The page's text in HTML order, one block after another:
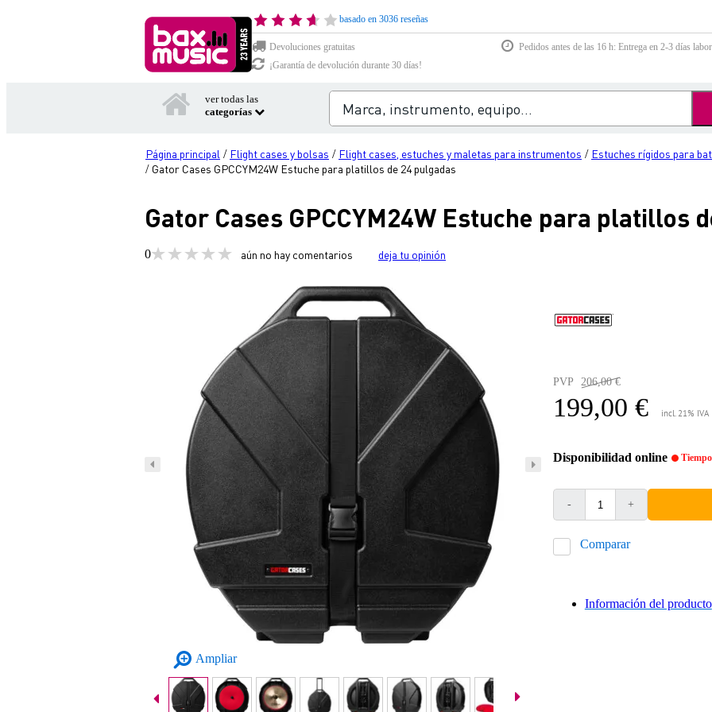
basado en 3036 reseñas
Devoluciones gratuitas
Pedidos antes de las 16 h: Entrega en 2-3 días
¡Garantía de devolución durante 30 días!
ver todas las
categorías
Página principal / Flight cases y bolsas / Flight cases, estuches y maletas para instrumentos / Estuches rígidos para
/ Gator Cases GPCCYM24W Estuche para platillos de 24 pulgadas
Gator Cases GPCCYM24W Estuche para platillos
0 aún no hay comentarios deja tu opinión
Ampliar
PVP 206,00 €
199,00 € incl. 21% IVA
Disponibilidad online Tiempo
- +
Comparar
Información del producto